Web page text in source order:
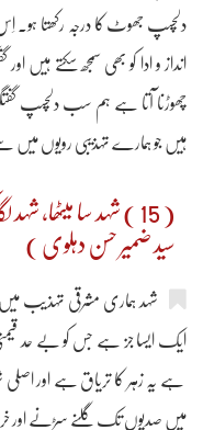
دلچسپ جھوٹ کا درجہ رکھتا ہو۔
انداز و ادا کو بھی سمجھ سکتے ہیں
چھوڑنا آتا ہے ہم سب دلچسپ
ہیں جو ہمارے تہذیبی رویوں میں
( 15 ) شہد سا میٹھا،
سید ضمیر حسن دہلوی )
شہد ہماری مشرقی تہذیب
ایک ایسا جز ہے جس کو بے حد
ہے یہ زہر کا تریاق ہے اور
میں صدیوں تک گلنے سڑنے اور